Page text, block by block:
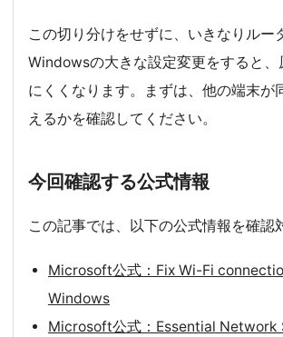
この切り分けをせずに、いきなりルー
Windowsの大きな設定変更をすると、
にくくなります。まずは、他の端末が
えるかを確認してください。
今回確認する公式情報
この記事では、以下の公式情報を確認
Microsoft公式：Fix Wi-Fi
Windows
Microsoft公式：Essential Network